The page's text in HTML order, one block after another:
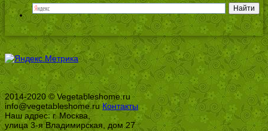
2014-2020 © Vegetableshome.ru
info@vegetableshome.ru Контакты
Наш адрес: г. Москва,
улица 3-я Владимирская, дом 27